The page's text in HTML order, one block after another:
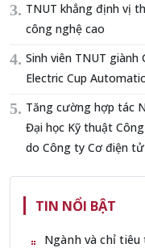
TNUT khẳng định vị
công nghệ cao
Sinh viên TNUT
Electric Cup
Tăng cường hợp tác
Đại học Kỹ thuật
do Công ty Cơ điện
TIN NỔI BẬT
Ngành và chỉ tiêu